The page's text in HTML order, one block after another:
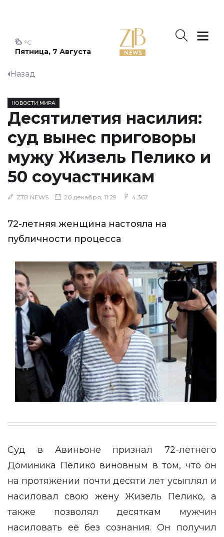
Пятница, 7 Августа
°C
Назад
НОВОСТИ МИРА
Десятилетия насилия:
суд вынес приговоры
мужу Жизель Пелико и
50 соучастникам
ZTB NEWS 20 декабря, 11:29 4,367
72-летняя женщина настояла на
публичности процесса
Суд в Авиньоне признал 72-летнего
Доминика Пелико виновным в том, что он
на протяжении почти десяти лет усыплял и
насиловал свою жену Жизель Пелико, а
также позволял десяткам мужчин
насиловать её без сознания. Он получил